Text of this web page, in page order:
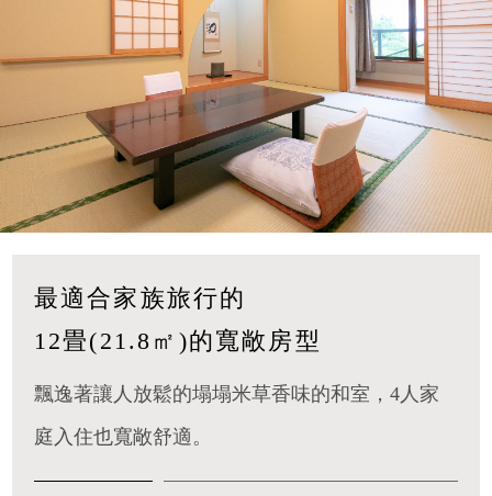
最適合家族旅行的
12畳(21.8㎡)的寬敞房型
飄逸著讓人放鬆的塌塌米草香味的和室，4人家
庭入住也寬敞舒適。